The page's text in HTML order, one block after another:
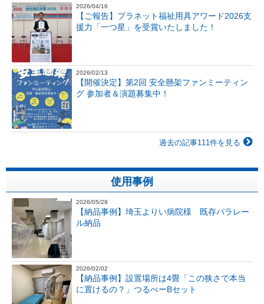
2026/04/16
【ご報告】プラネット福祉用具アワード2026支
援力「一つ星」を受賞いたしました！
2026/02/13
【開催決定】第2回 安全懸架ファンミーティン
グ 参加者＆演題募集中！
過去の記事111件を見る
使用事例
2026/05/29
【納品事例】埼玉よりい病院様 既存パラレー
ル納品
2026/02/02
【納品事例】設置場所は4畳「この狭さで本当
に置けるの？」つるべーBセット